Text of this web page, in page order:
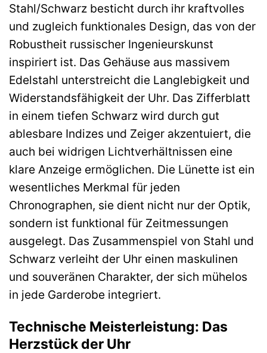
Stahl/Schwarz besticht durch ihr kraftvolles
und zugleich funktionales Design, das von der
Robustheit russischer Ingenieurskunst
inspiriert ist. Das Gehäuse aus massivem
Edelstahl unterstreicht die Langlebigkeit und
Widerstandsfähigkeit der Uhr. Das Zifferblatt
in einem tiefen Schwarz wird durch gut
ablesbare Indizes und Zeiger akzentuiert, die
auch bei widrigen Lichtverhältnissen eine
klare Anzeige ermöglichen. Die Lünette ist ein
wesentliches Merkmal für jeden
Chronographen, sie dient nicht nur der Optik,
sondern ist funktional für Zeitmessungen
ausgelegt. Das Zusammenspiel von Stahl und
Schwarz verleiht der Uhr einen maskulinen
und souveränen Charakter, der sich mühelos
in jede Garderobe integriert.
Technische Meisterleistung: Das
Herzstück der Uhr